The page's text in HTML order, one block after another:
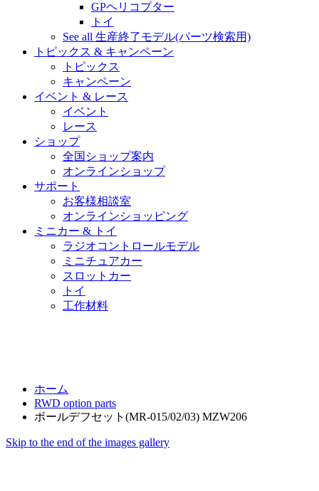
GPヘリコプター
トイ
See all 生産終了モデル(パーツ検索用)
トピックス & キャンペーン
トピックス
キャンペーン
イベント & レース
イベント
レース
ショップ
全国ショップ案内
オンラインショップ
サポート
お客様相談室
オンラインショッピング
ミニカー & トイ
ラジオコントロールモデル
ミニチュアカー
スロットカー
トイ
工作材料
ホーム
RWD option parts
ボールデフセット(MR-015/02/03) MZW206
Skip to the end of the images gallery